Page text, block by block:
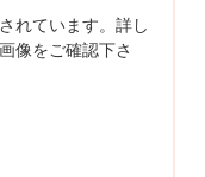
れています。詳し
像をご確認下さ